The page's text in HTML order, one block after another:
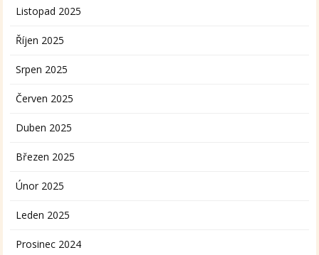
Listopad 2025
Říjen 2025
Srpen 2025
Červen 2025
Duben 2025
Březen 2025
Únor 2025
Leden 2025
Prosinec 2024